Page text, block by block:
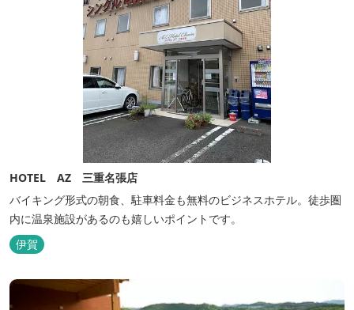
HOTEL AZ 三重名張店
バイキング形式の朝食、駐車料金も無料のビジネスホテル。徒歩圏
内に温泉施設があるのも嬉しいポイントです。
伊賀